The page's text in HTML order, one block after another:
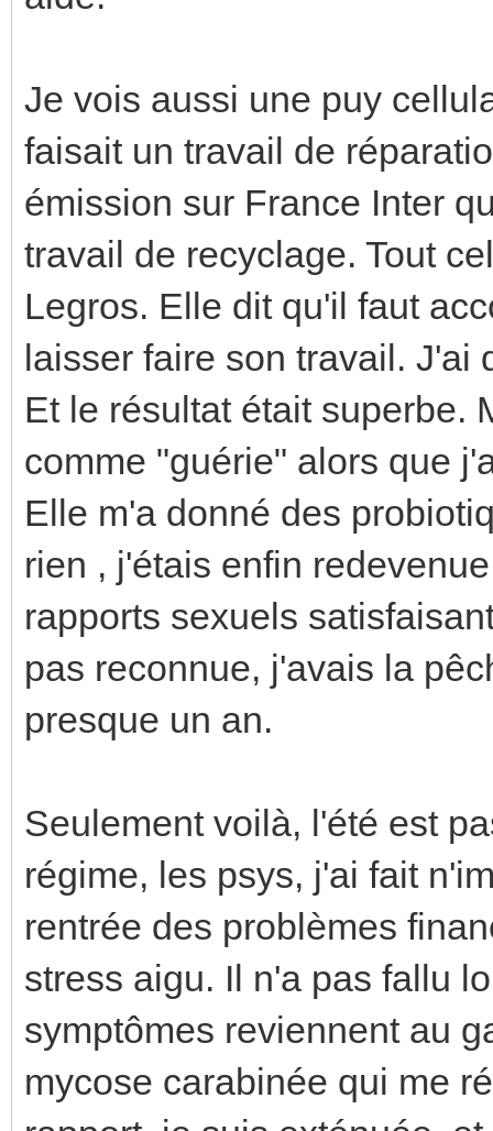
Je vois aussi une puy
faisait un travail de
émission sur France Inter
travail de recyclage. Tout
Legros. Elle dit qu'il faut
laisser faire son travail. J'ai
Et le résultat était superbe.
comme "guérie" alors que
Elle m'a donné des
rien , j'étais enfin
rapports sexuels
pas reconnue, j'avais la
presque un an.
Seulement voilà, l'été est
régime, les psys, j'ai fait
rentrée des problèmes
stress aigu. Il n'a pas fallu
symptômes reviennent au
mycose carabinée qui me